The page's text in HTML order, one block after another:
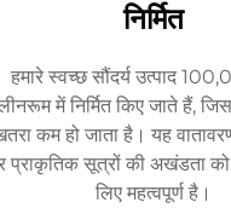
निर्मित
हमारे स्वच्छ सौंदर्य उत्पाद
में निर्मित किए जाते हैं,
कम हो जाता है। यह
प्राकृतिक सूत्रों की अखंडता
लिए महत्वपूर्ण है।